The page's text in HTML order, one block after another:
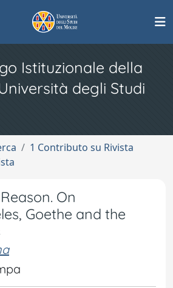
Istituzionale della
degli Studi
1 Contributo su Rivista
On
Goethe and the